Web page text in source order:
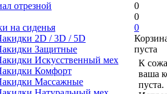
отрезной
на сиденья
2D / 3D / 5D
Защитные
Искусственный мех
Комфорт
Массажные
0
0
0
пуста
К
ваша
пуста.